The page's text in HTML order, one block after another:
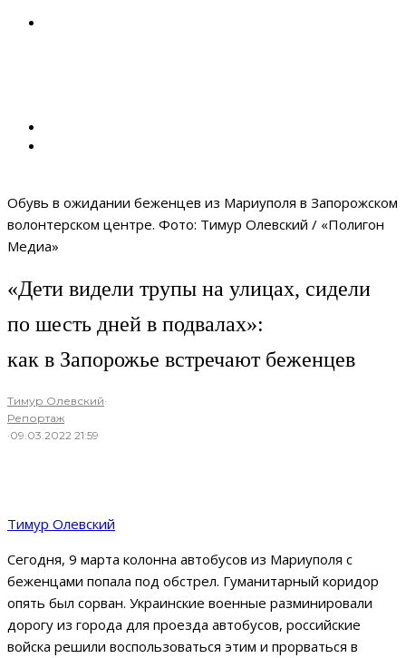
Обувь в ожидании беженцев из Мариуполя в Запорожском
волонтерском центре. Фото: Тимур Олевский / «Полигон
Медиа»
«Дети видели трупы на улицах, сидели
по шесть дней в подвалах»:
как в Запорожье встречают беженцев
Тимур Олевский·
Репортаж
·09.03.2022 21:59
Тимур Олевский
Сегодня, 9 марта колонна автобусов из Мариуполя с
беженцами попала под обстрел. Гуманитарный коридор
опять был сорван. Украинские военные разминировали
дорогу из города для проезда автобусов, российские
войска решили воспользоваться этим и прорваться в